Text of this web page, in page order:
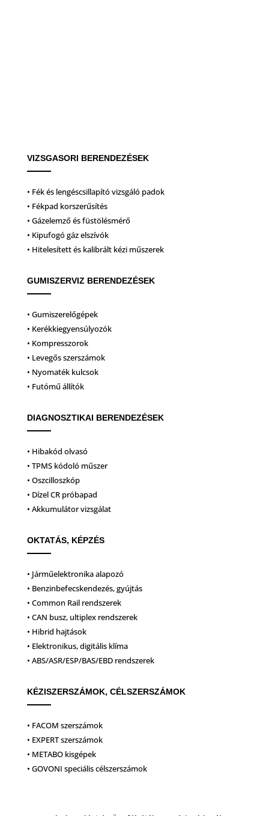
VIZSGASORI BERENDEZÉSEK
• Fék és lengéscsillapító vizsgáló padok
• Fékpad korszerűsítés
• Gázelemző és füstölésmérő
• Kipufogó gáz elszívók
• Hitelesített és kalibrált kézi műszerek
GUMISZERVIZ BERENDEZÉSEK
• Gumiszerelőgépek
• Kerékkiegyensúlyozók
• Kompresszorok
• Levegős szerszámok
• Nyomaték kulcsok
• Futómű állítók
DIAGNOSZTIKAI BERENDEZÉSEK
• Hibakód olvasó
• TPMS kódoló műszer
• Oszcilloszkóp
• Dízel CR próbapad
• Akkumulátor vizsgálat
OKTATÁS, KÉPZÉS
• Járműelektronika alapozó
• Benzinbefecskendezés, gyújtás
• Common Rail rendszerek
• CAN busz, ultiplex rendszerek
• Hibrid hajtások
• Elektronikus, digitális klíma
• ABS/ASR/ESP/BAS/EBD rendszerek
KÉZISZERSZÁMOK, CÉLSZERSZÁMOK
• FACOM szerszámok
• EXPERT szerszámok
• METABO kisgépek
• GOVONI speciális célszerszámok